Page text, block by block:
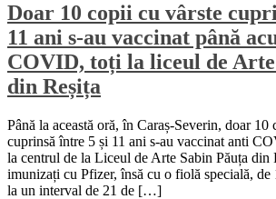
Doar 10 copii cu vârste
11 ani s-au vaccinat până
COVID, toți la liceul de
din Reșița
Până la această oră, în Caraș-Severin, doar 10
cuprinsă între 5 și 11 ani s-au vaccinat anti
la centrul de la Liceul de Arte Sabin Păuța din
imunizați cu Pfizer, însă cu o fiolă specială, de
la un interval de 21 de […]